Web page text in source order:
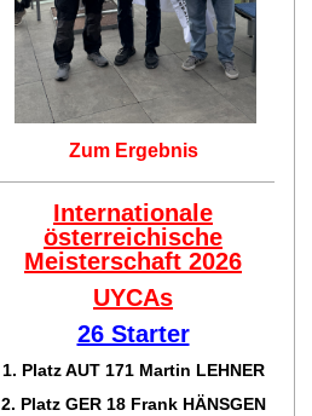
Zum Ergebnis
Internationale
österreichische
Meisterschaft 2026
UYCAs
26 Starter
1. Platz AUT 171 Martin LEHNER
2. Platz GER 18 Frank HÄNSGEN